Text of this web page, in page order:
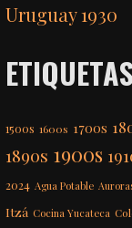
Uruguay 1930
1500s 1600s 1700s
1890s 1900s
2024 Agua Potable
Itzá Cocina Yucateca